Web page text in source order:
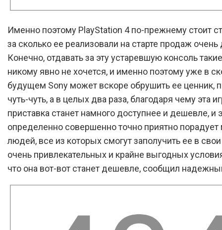
Именно поэтому PlayStation 4 по-прежнему стоит
за сколько ее реализовали на старте продаж очень
Конечно, отдавать за эту устаревшую консоль
никому явно не хочется, и именно поэтому уже в
будущем Sony может вскоре обрушить ее ценник,
чуть-чуть, а в целых два раза, благодаря чему эта
приставка станет намного доступнее и дешевле, и
определенно совершенно точно приятно
людей, все из которых смогут заполучить ее в
очень привлекательных и крайне выгодных
что она вот-вот станет дешевле, сообщил